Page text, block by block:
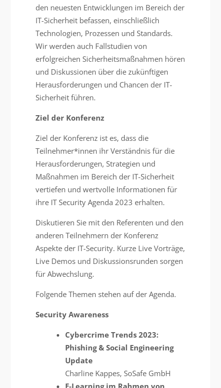
den neuesten Entwicklungen im Bereich der
IT-Sicherheit befassen, einschließlich
Technologien, Prozessen und Standards.
Wir werden auch Fallstudien von
erfolgreichen Sicherheitsmaßnahmen hören
und Diskussionen über die zukünftigen
Herausforderungen und Chancen der IT-
Sicherheit führen.
Ziel der Konferenz
Ziel der Konferenz ist es, dass die
Teilnehmer*innen ihr Verständnis für die
Herausforderungen, Strategien und
Maßnahmen im Bereich der IT-Sicherheit
vertiefen und wertvolle Informationen für
ihre IT Security Agenda 2023 erhalten.
Diskutieren Sie mit den Referenten und den
anderen Teilnehmern der Konferenz
Aspekte der IT-Security. Kurze Live Vorträge,
Live Demos und Diskussionsrunden sorgen
für Abwechslung.
Folgende Themen stehen auf der Agenda.
Security Awareness
Cybercrime Trends 2023:
Phishing & Social Engineering
Update
Charline Kappes, SoSafe GmbH
E-Learning im Rahmen von